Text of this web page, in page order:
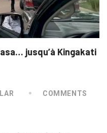
jusqu’à Kingakati
COMMENTS